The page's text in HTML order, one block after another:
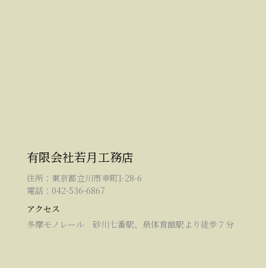
有限会社若月工務店
住所：東京都立川市幸町1-28-6
電話：042-536-6867
アクセス
多摩モノレール 砂川七番駅、泉体育館駅より徒歩７分